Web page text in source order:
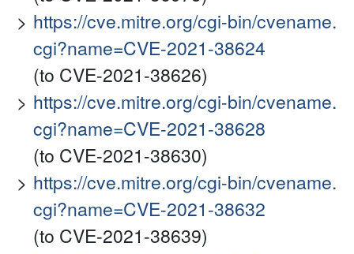
https://cve.mitre.org/cgi-bin/cvename.
cgi?name=CVE-2021-38624
(to CVE-2021-38626)
https://cve.mitre.org/cgi-bin/cvename.
cgi?name=CVE-2021-38628
(to CVE-2021-38630)
https://cve.mitre.org/cgi-bin/cvename.
cgi?name=CVE-2021-38632
(to CVE-2021-38639)